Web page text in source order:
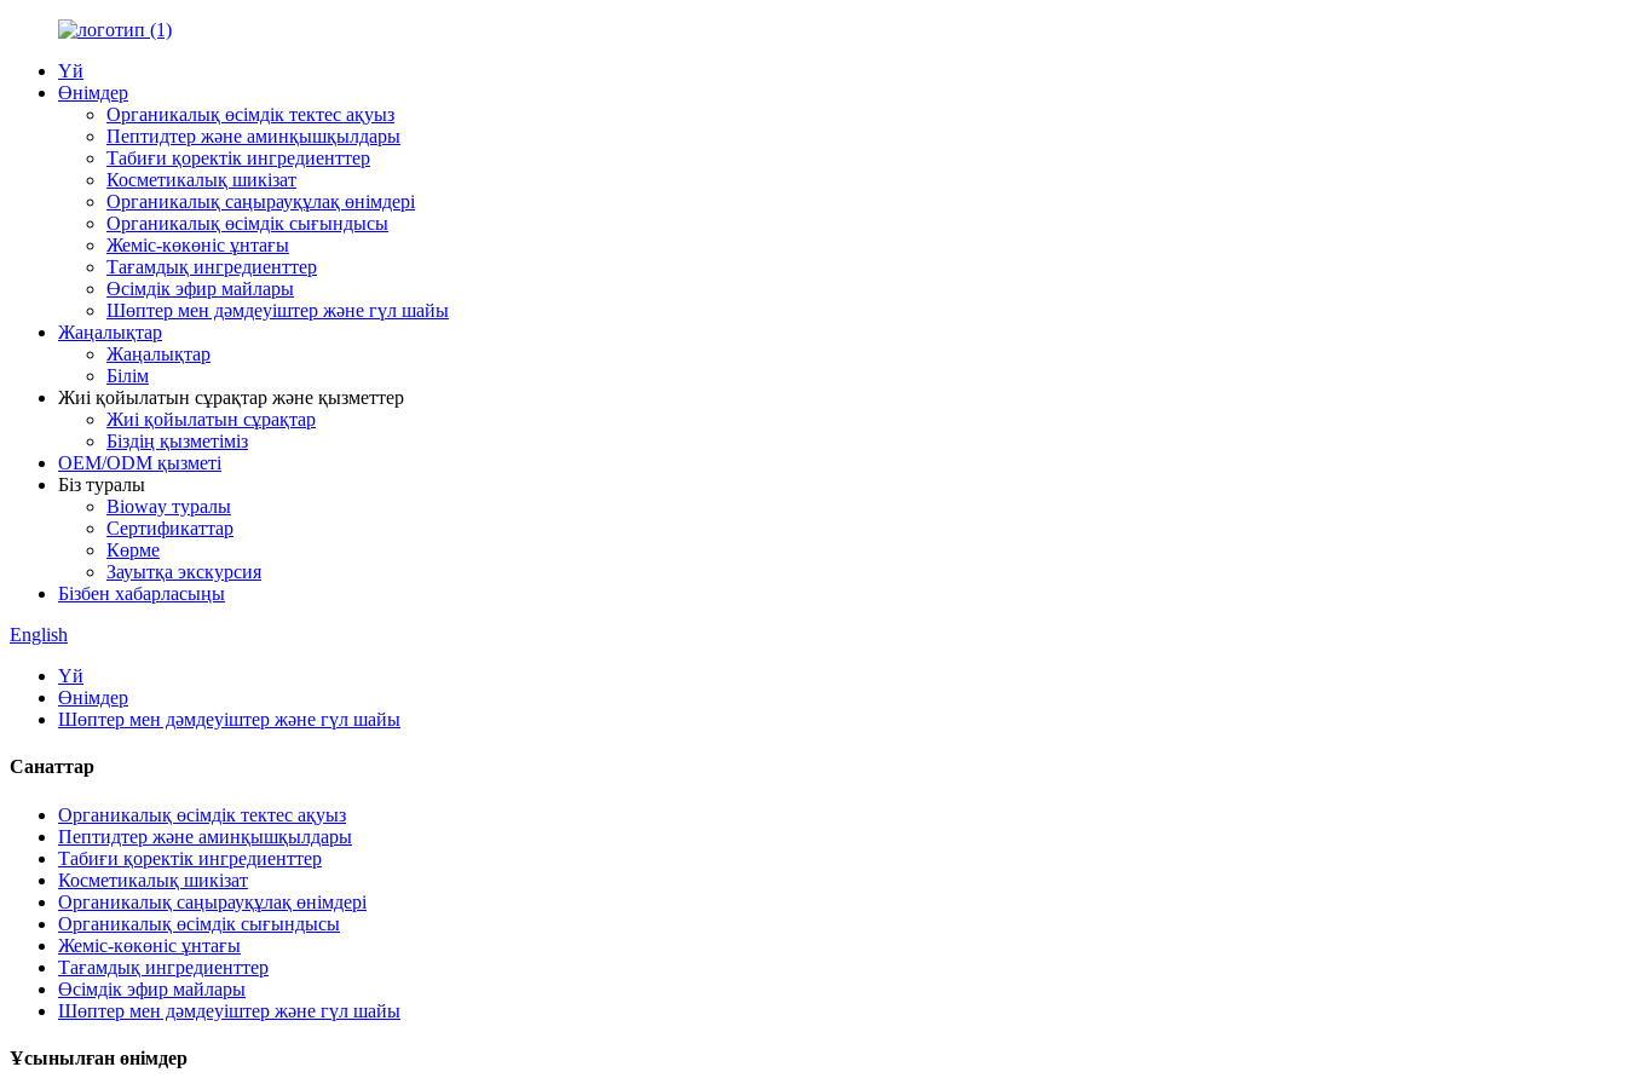
Үй
Өнімдер
Органикалық өсімдік тектес ақуыз
Пептидтер және аминқышқылдары
Табиғи қоректік ингредиенттер
Косметикалық шикізат
Органикалық саңырауқұлақ өнімдері
Органикалық өсімдік сығындысы
Жеміс-көкөніс ұнтағы
Тағамдық ингредиенттер
Өсімдік эфир майлары
Шөптер мен дәмдеуіштер және гүл шайы
Жаңалықтар
Жаңалықтар
Білім
Жиі қойылатын сұрақтар және қызметтер
Жиі қойылатын сұрақтар
Біздің қызметіміз
OEM/ODM қызметі
Біз туралы
Bioway туралы
Сертификаттар
Көрме
Зауытқа экскурсия
Бізбен хабарласыңы
English
Үй
Өнімдер
Шөптер мен дәмдеуіштер және гүл шайы
Санаттар
Органикалық өсімдік тектес ақуыз
Пептидтер және аминқышқылдары
Табиғи қоректік ингредиенттер
Косметикалық шикізат
Органикалық саңырауқұлақ өнімдері
Органикалық өсімдік сығындысы
Жеміс-көкөніс ұнтағы
Тағамдық ингредиенттер
Өсімдік эфир майлары
Шөптер мен дәмдеуіштер және гүл шайы
Ұсынылған өнімдер